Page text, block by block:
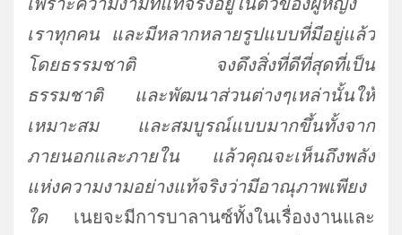
เราทุกคน และมีหลากหลายรูปแบบที่มีอยู่แล้ว
โดยธรรมชาติ จงดึงสิ่งที่ดีที่สุดที่เป็น
ธรรมชาติ และพัฒนาส่วนต่างๆเหล่านั้นให้
เหมาะสม และสมบูรณ์แบบมากขึ้นทั้งจาก
ภายนอกและภายใน แล้วคุณจะเห็นถึงพลัง
แห่งความงามอย่างแท้จริงว่ามีอาณุภาพเพียง
ใด
เนยจะมีการบาลานซ์ทั้งในเรื่องงานและ